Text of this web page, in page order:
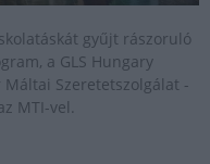
gyűjt rászoruló
a GLS Hungary
Szeretetszolgálat -
MTI-vel.